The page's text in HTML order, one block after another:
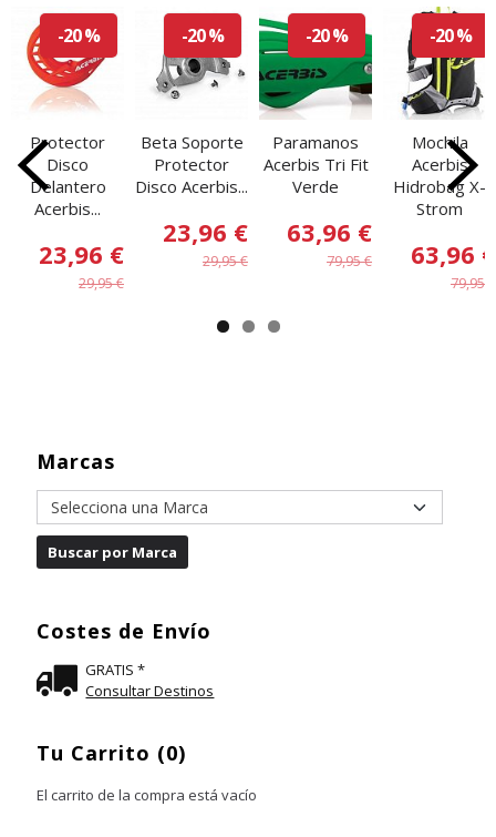
Marcas
Costes de Envío
GRATIS *
Consultar Destinos
Tu Carrito (0)
El carrito de la compra está vacío
-20 %
Protector
Disco
Delantero
Acerbis...
23,96 €
29,95 €
-20 %
Beta Soporte
Protector
Disco Acerbis...
23,96 €
29,95 €
-20 %
Paramanos
Acerbis Tri Fit
Verde
63,96 €
79,95 €
-20 %
Mochila
Acerbis
Hidrobag X-
Strom
63,96 €
79,95 €